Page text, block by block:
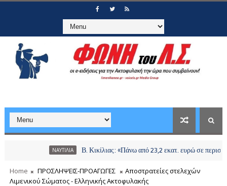
Β. Κικίλιας: «Πάνω από 23,2 εκατ. ευρώ σε
Home ΠΡΟΣΛΗΨΕΙΣ-ΠΡΟΑΓΩΓΕΣ
Αποστρατείες στελεχών
Λιμενικού Σώματος - Ελληνικής Ακτοφυλακής